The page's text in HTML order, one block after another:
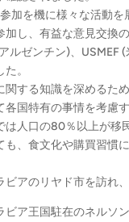
加を機に様々な活動を
し、有益な意見交換の
ルゼンチン)、USMEF
。
する知識を深めるた
国特有の事情を考慮
人口の80％以上が移
も、食文化や購買習慣
アのリヤド市を訪れ
ア王国駐在のネルソ